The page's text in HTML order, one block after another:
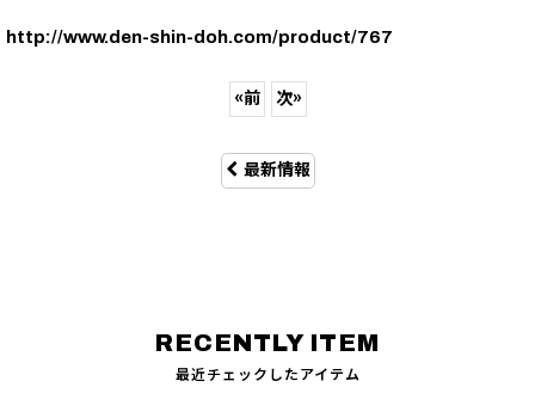
http://www.den-shin-doh.com/product/767
«前 次»
最新情報
最近チェックしたアイテム